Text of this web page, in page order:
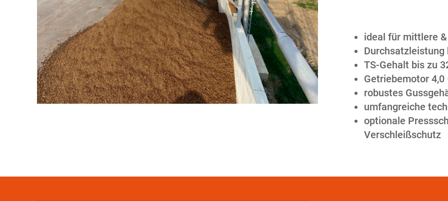
ideal für mittlere
Durchsatzleistung
TS-Gehalt bis zu
Getriebemotor 4,0
robustes
umfangreiche
optionale
Verschleißschutz